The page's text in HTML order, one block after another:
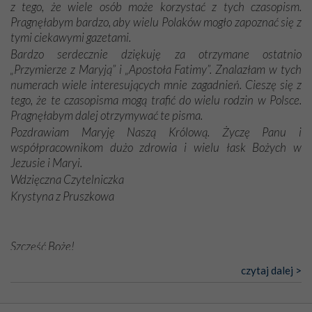
z tego, że wiele osób może korzystać z tych czasopism.
Pragnęłabym bardzo, aby wielu Polaków mogło zapoznać się z
tymi ciekawymi gazetami.
Bardzo serdecznie dziękuję za otrzymane ostatnio
„Przymierze z Maryją” i „Apostoła Fatimy”. Znalazłam w tych
numerach wiele interesujących mnie zagadnień. Cieszę się z
tego, że te czasopisma mogą trafić do wielu rodzin w Polsce.
Pragnęłabym dalej otrzymywać te pisma.
Pozdrawiam Maryję Naszą Królową. Życzę Panu i
współpracownikom dużo zdrowia i wielu łask Bożych w
Jezusie i Maryi.
Wdzięczna Czytelniczka
Krystyna z Pruszkowa
Szczęść Boże!
Bardzo dziękuję za przysyłanie mi „Przymierza z Maryją”. Jest
to pismo, które bardzo sobie cenię i szanuję. Redagujecie
czytaj dalej >